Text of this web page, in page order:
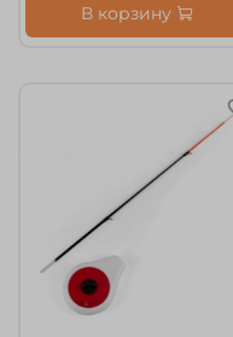
В корзину